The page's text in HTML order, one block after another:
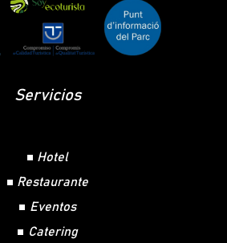
Servicios
Hotel
Restaurante
Eventos
Catering